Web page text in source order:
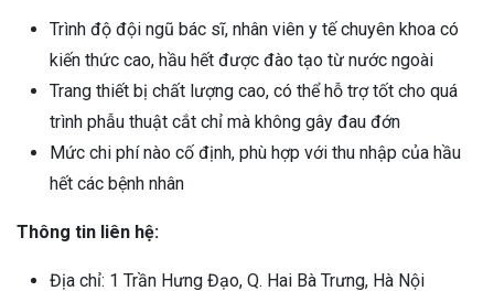
Trình độ đội ngũ bác sĩ, nhân viên y tế chuyên khoa có
kiến thức cao, hầu hết được đào tạo từ nước ngoài
Trang thiết bị chất lượng cao, có thể hỗ trợ tốt cho quá
trình phẫu thuật cắt chỉ mà không gây đau đớn
Mức chi phí nào cố định, phù hợp với thu nhập của hầu
hết các bệnh nhân
Thông tin liên hệ:
Địa chỉ: 1 Trần Hưng Đạo, Q. Hai Bà Trưng, Hà Nội